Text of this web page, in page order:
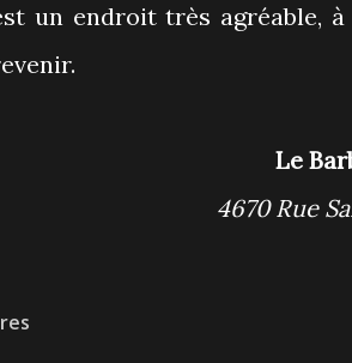
un endroit très agréable,
Le
4670 Rue